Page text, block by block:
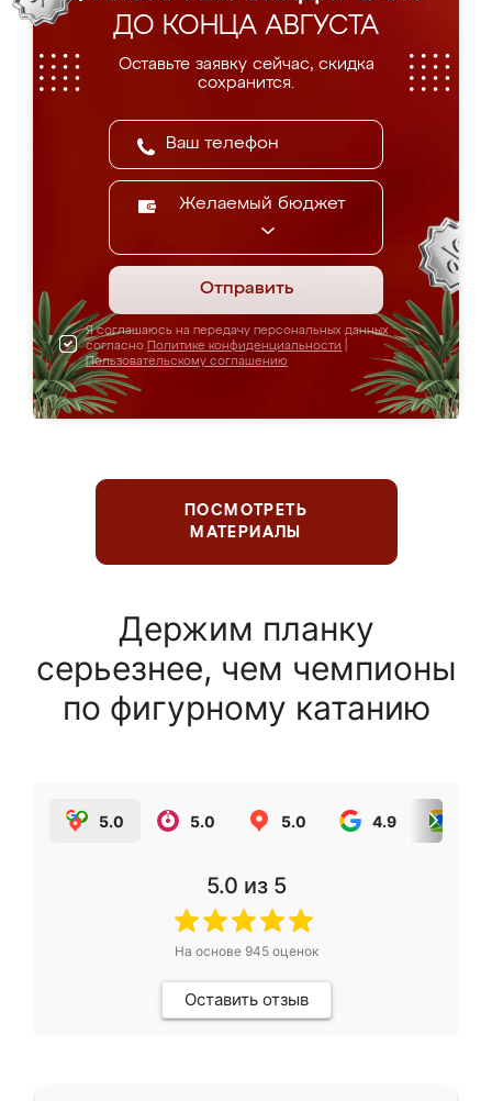
ДО КОНЦА АВГУСТА
Оставьте заявку сейчас, скидка
сохранится.
Желаемый бюджет
Отправить
Я соглашаюсь на передачу персональных данных
согласно Политике конфиденциальности
Пользовательскому соглашению
ПОСМОТРЕТЬ
МАТЕРИАЛЫ
Держим планку
серьезнее, чем чемпионы
по фигурному катанию
5.0 5.0 5.0 4.9
5.0 из 5
На основе 945оценок
Оставить отзыв